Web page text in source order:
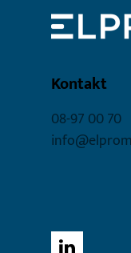
Kontakt
08-97 00 70